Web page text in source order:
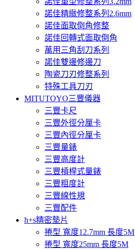
諾佳精緻修整系列2.6mm
諾佳面取倒角修整
諾佳回轉式面取倒角
萬用三角刮刀系列
諾佳雙邊修邊刀
陶瓷刀刃修整系列
特殊工具刀刃
MITUTOYO三豐儀器
三豐卡尺
三豐外徑分厘卡
三豐內徑分厘卡
三豐量錶
三豐高度計
三豐槓桿式量錶
三豐粗度計
三豐線性規
三豐配件
h+s精密墊片
捲型 寬度12.7mm 長度5M
捲型 寬度25mm 長度5M